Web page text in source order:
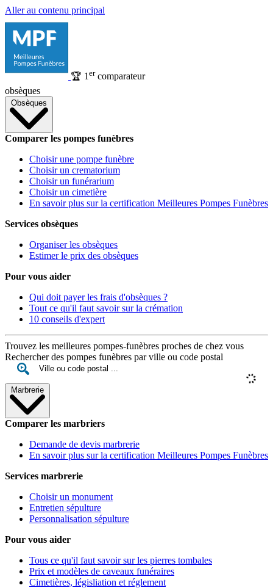
Aller au contenu principal
🏆 1 ercomparateur
obsèques
Obsèques
Comparer les pompes funèbres
Choisir une pompe funèbre
Choisir un crematorium
Choisir un funérarium
Choisir un cimetière
En savoir plus sur la certification Meilleures Pompes Funèbres
Services obsèques
Organiser les obsèques
Estimer le prix des obsèques
Pour vous aider
Qui doit payer les frais d'obsèques ?
Tout ce qu'il faut savoir sur la crémation
10 conseils d'expert
Trouvez les meilleures pompes-funèbres proches de chez vous
Rechercher des pompes funèbres par ville ou code postal
Marbrerie
Comparer les marbriers
Demande de devis marbrerie
En savoir plus sur la certification Meilleures Pompes Funèbres
Services marbrerie
Choisir un monument
Entretien sépulture
Personnalisation sépulture
Pour vous aider
Tous ce qu'il faut savoir sur les pierres tombales
Prix et modèles de caveaux funéraires
Cimetières, législiation et réglement